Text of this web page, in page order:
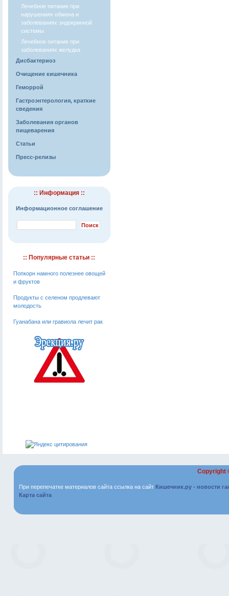
Лечебное питание при
нарушениях обмена и
заболеваниях эндокринной
системы
Лечебное питание при
заболеваниях желудка
Дисбактериоз
Очищение кишечника
Геморрой
Гастроэнтерология, краткие
сведения
Заболевания органов
пищеварения
Статьи
Пресс-релизы
:: Информация ::
Информационное соглашение
:: Популярные статьи ::
Попкорн намного полезнее овощей
и фруктов
Продукты с селеном продлевают
молодость
Гуанабана или гравиола лечит рак
Copyright
При перепечатке материалов сайта ссылка на сайт Кишечник.ру - новости
Карта сайта